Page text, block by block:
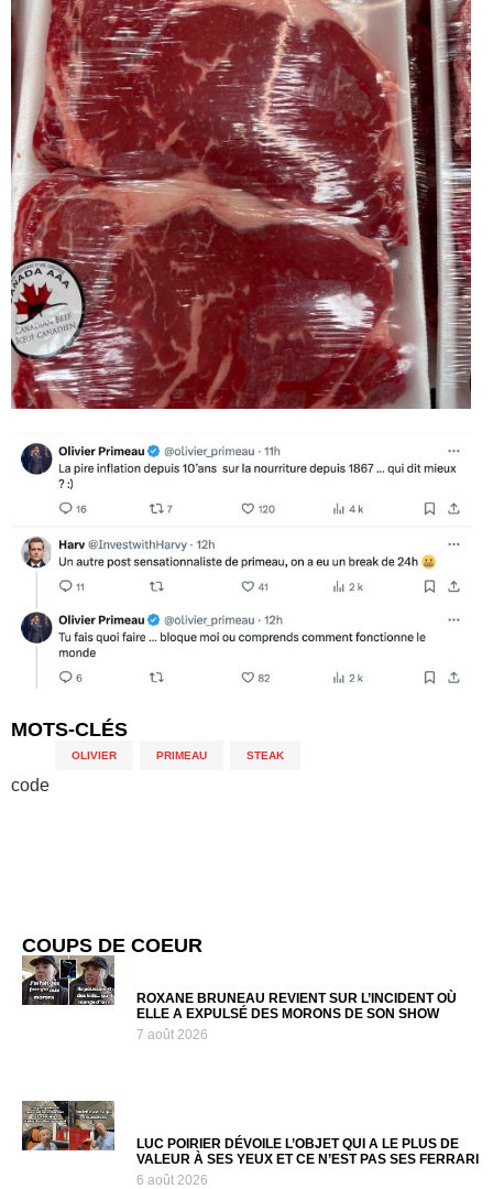
MOTS-CLÉS
OLIVIER PRIMEAU STEAK
code
COUPS DE COEUR
ROXANE BRUNEAU REVIENT SUR L’INCIDENT OÙ
ELLE A EXPULSÉ DES MORONS DE SON SHOW
7 août 2026
LUC POIRIER DÉVOILE L’OBJET QUI A LE PLUS DE
VALEUR À SES YEUX ET CE N’EST PAS SES FERRARI
6 août 2026